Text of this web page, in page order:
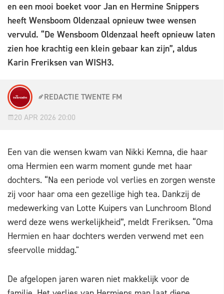
en een mooi boeket voor Jan en Hermine Snippers
heeft Wensboom Oldenzaal opnieuw twee wensen
vervuld. “De Wensboom Oldenzaal heeft opnieuw laten
zien hoe krachtig een klein gebaar kan zijn”, aldus
Karin Freriksen van WISH3.
REDACTIE TWENTE FM
20 APR 2026 20:00
Een van die wensen kwam van Nikki Kemna, die haar
oma Hermien een warm moment gunde met haar
dochters. “Na een periode vol verlies en zorgen wenste
zij voor haar oma een gezellige high tea. Dankzij de
medewerking van Lotte Kuipers van Lunchroom Blond
werd deze wens werkelijkheid”, meldt Freriksen. “Oma
Hermien en haar dochters werden verwend met een
sfeervolle middag."
De afgelopen jaren waren niet makkelijk voor de